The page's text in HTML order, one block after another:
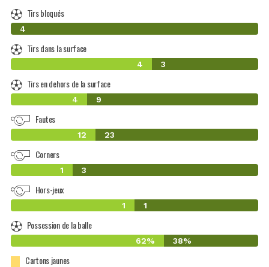
Tirs bloqués
0
4
Tirs dans la surface
4 3
Tirs en dehors de la surface
4 9
Fautes
12 23
Corners
1 3
Hors-jeux
1 1
Possession de la balle
62% 38%
Cartons jaunes